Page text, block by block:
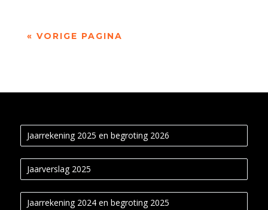
« VORIGE PAGINA
Jaarrekening 2025 en begroting 2026
Jaarverslag 2025
Jaarrekening 2024 en begroting 2025